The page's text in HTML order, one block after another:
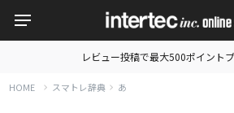
レビュー投稿で最大500ポイント
HOME スマトレ辞典 あ